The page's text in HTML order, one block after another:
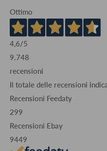
Ottimo
4,6/5
9.748
recensioni
Il totale delle recensioni
Recensioni Feedaty
299
Recensioni Ebay
9449